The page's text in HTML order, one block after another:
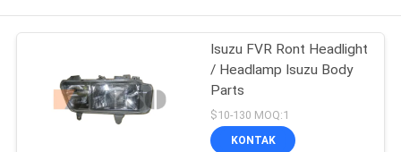
PRODUK
TENTANG
KAMI
Bagian truk Jepang
Isuzu FVR Ront Headlight
/ Headlamp Isuzu Body
Parts
$10-130 MOQ:1
KONTAK